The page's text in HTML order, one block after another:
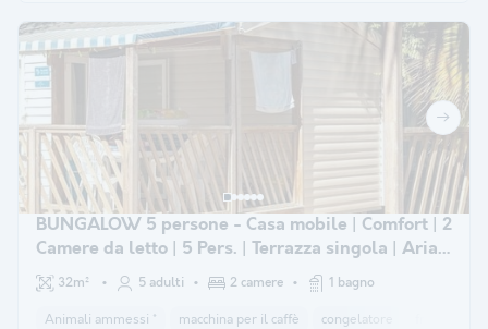
BUNGALOW 5 persone - Casa mobile | Comfort | 2
Camere da letto | 5 Pers. | Terrazza singola | Aria
condizionata.
32m² 5 adulti 2 camere 1 bagno
Animali ammessi * macchina per il caffè congelatore